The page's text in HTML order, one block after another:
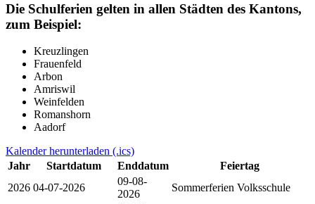
Die Schulferien gelten in allen Städten des Kantons,
zum Beispiel:
Kreuzlingen
Frauenfeld
Arbon
Amriswil
Weinfelden
Romanshorn
Aadorf
Kalender herunterladen (.ics)
Jahr
Startdatum Enddatum
Feiertag
2026 04-07-2026
09-08-
2026
Sommerferien Volksschule